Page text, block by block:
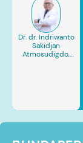
Dr. dr. Indriwanto
Sakidjan
Atmosudigdo,